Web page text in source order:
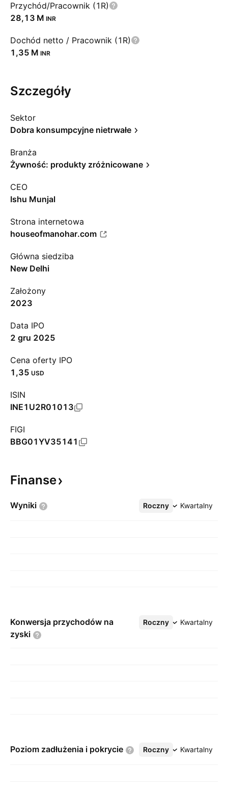
Przychód/Pracownik (1R)
‪28,13 M‬ INR
Dochód netto / Pracownik (1R)
‪1,35 M‬ INR
Szczegóły
Sektor
Dobra konsumpcyjne nietrwałe
Branża
Żywność: produkty zróżnicowane
CEO
Ishu Munjal
Strona internetowa
houseofmanohar.com
Główna siedziba
New Delhi
Założony
2023
Data IPO
2 gru 2025
Cena oferty IPO
1,35 USD
ISIN
INE1U2R01013
FIGI
BBG01YV35141
Finanse
Wyniki Roczny Kwartalny
Więcej
Konwersja przychodów na
zyski
Roczny Kwartalny
Więcej
Poziom zadłużenia i pokrycie Roczny Kwartalny
Więcej